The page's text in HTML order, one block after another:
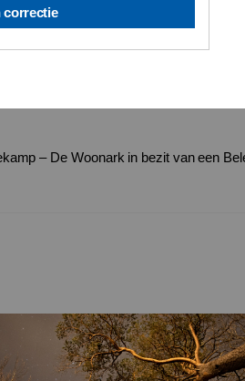
correctie
– De Woonark in bezit van een